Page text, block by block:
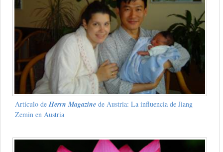
Artículo deHerrn Magazinede Austria: La influencia de Jiang
Zemin en Austria